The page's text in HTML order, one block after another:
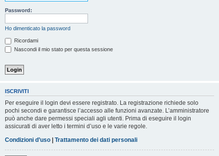
Password:
Ho dimenticato la password
Ricordami
Nascondi il mio stato per questa sessione
ISCRIVITI
Per eseguire il login devi essere registrato. La registrazione richiede solo
pochi secondi e garantisce l’accesso alle funzioni avanzate. L’amministratore
può anche dare permessi speciali agli utenti. Prima di eseguire il login
assicurati di aver letto i termini d’uso e le varie regole.
Condizioni d’uso | Trattamento dei dati personali